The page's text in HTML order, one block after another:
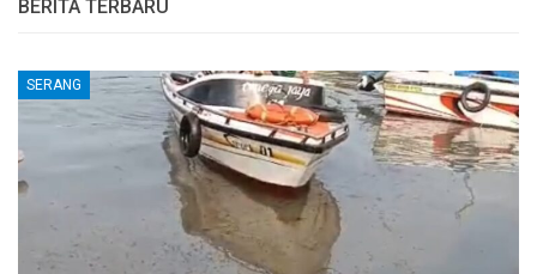
BERITA TERBARU
SERANG